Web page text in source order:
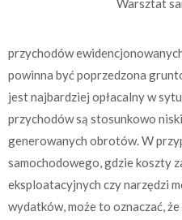
Warsztat
przychodów
powinna być poprzedzona
jest najbardziej opłacalny w
przychodów są stosunkowo
generowanych obrotów. W
samochodowego, gdzie koszty
eksploatacyjnych czy narzędzi
wydatków, może to oznaczać,